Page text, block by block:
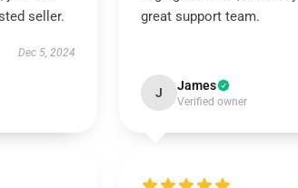
seller.
Dec 5, 2024
great support team.
J James
Verified owner